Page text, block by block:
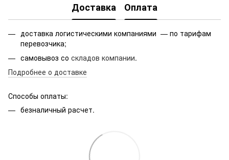
Доставка Оплата
доставка логистическими компаниями — по тарифам
перевозчика;
самовывоз со складов компании.
Подробнее о доставке
Способы оплаты:
безналичный расчет.